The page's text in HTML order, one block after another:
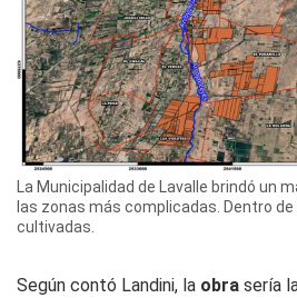
La Municipalidad de Lavalle brindó un
las zonas más complicadas. Dentro
cultivadas.
Según contó Landini, la obra sería